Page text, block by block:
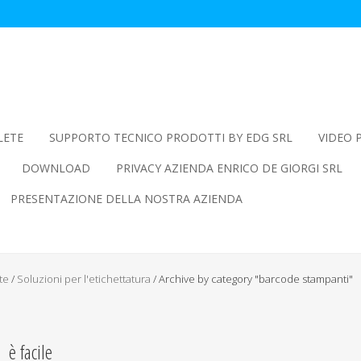
SUPPORTO TECNICO PRODOTTI BY EDG SRL
VIDEO
DOWNLOAD
PRIVACY AZIENDA ENRICO DE GIORGI SRL
PRESENTAZIONE DELLA NOSTRA AZIENDA
/ Soluzioni per l'etichettatura /Archive by category "barcode stampanti"
è facile